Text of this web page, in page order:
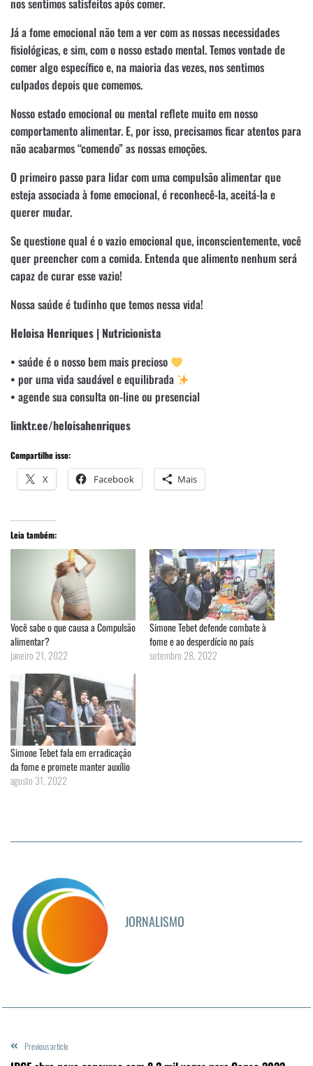
nos sentimos satisfeitos após comer.
Já a fome emocional não tem a ver com as nossas necessidades
fisiológicas, e sim, com o nosso estado mental. Temos vontade de
comer algo específico e, na maioria das vezes, nos sentimos
culpados depois que comemos.
Nosso estado emocional ou mental reflete muito em nosso
comportamento alimentar. E, por isso, precisamos ficar atentos para
não acabarmos “comendo” as nossas emoções.
O primeiro passo para lidar com uma compulsão alimentar que
esteja associada à fome emocional, é reconhecê-la, aceitá-la e
querer mudar.
Se questione qual é o vazio emocional que, inconscientemente, você
quer preencher com a comida. Entenda que alimento nenhum será
capaz de curar esse vazio!
Nossa saúde é tudinho que temos nessa vida!
Heloisa Henriques | Nutricionista
• saúde é o nosso bem mais precioso
• por uma vida saudável e equilibrada
• agende sua consulta on-line ou presencial
linktr.ee/heloisahenriques
Compartilhe isso:
X Facebook Mais
Leia também:
Você sabe o que causa a Compulsão
alimentar?
janeiro 21, 2022
Simone Tebet defende combate à
fome e ao desperdício no país
setembro 28, 2022
Simone Tebet fala em erradicação
da fome e promete manter auxílio
agosto 31, 2022
JORNALISMO
Previous article